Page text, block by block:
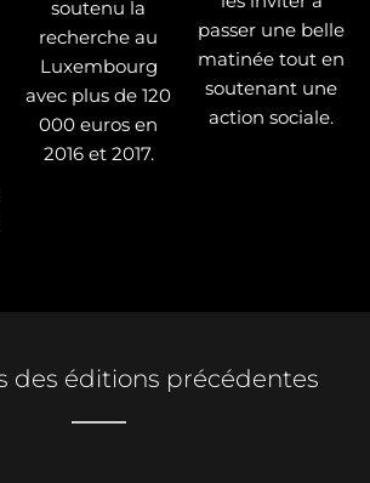
soutenu la
recherche au
Luxembourg
avec plus de 120
000 euros en
2016 et 2017.
passer une belle
matinée tout en
soutenant une
action sociale.
des éditions précédentes